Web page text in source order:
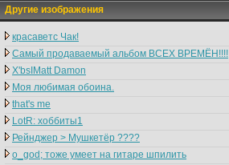
Другие изображения
красаветс Чак!
Самый продаваемый альбом ВСЕХ ВРЕМЁН!!!!
X'bsIMatt Damon
Моя любимая обоина.
that's me
LotR: хоббиты1
Рейнджер > Мушкетёр ????
о_god; тоже умеет на гитаре шпилить